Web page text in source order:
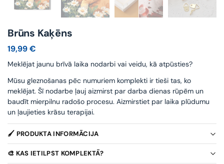
Brūns Kaķēns
19,99€
Meklējat jaunu brīvā laika nodarbi vai veidu, kā atpūsties?
Mūsu gleznošanas pēc numuriem komplekti ir tieši tas, ko
meklējat. Šī nodarbe ļauj aizmirst par darba dienas rūpēm un
baudīt mierpilnu radošo procesu. Aizmirstiet par laika plūdumu
un ļaujieties krāsu terapijai.
🖌️ PRODUKTA INFORMĀCIJA
🎨 KAS IETILPST KOMPLEKTĀ?